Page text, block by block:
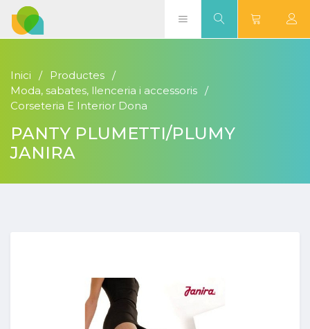
Inici
Productes
Moda, sabates, llenceria i accessoris
Corseteria E Interior Dona
PANTY PLUMETTI/PLUMY
JANIRA